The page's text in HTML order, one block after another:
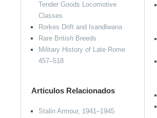
Tender Goods Locomotive
Classes
Rorkes Drift and Isandlwana
Rare British Breeds
Military History of Late Rome
457–518
Articulos Relacionados
Stalin Armour, 1941–1945